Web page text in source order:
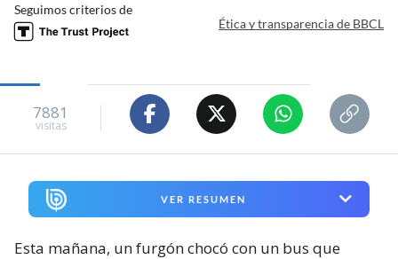
Seguimos criterios de
Ética y transparencia de BBCL
7881
visitas
VER RESUMEN
Esta mañana, un furgón chocó con un bus que